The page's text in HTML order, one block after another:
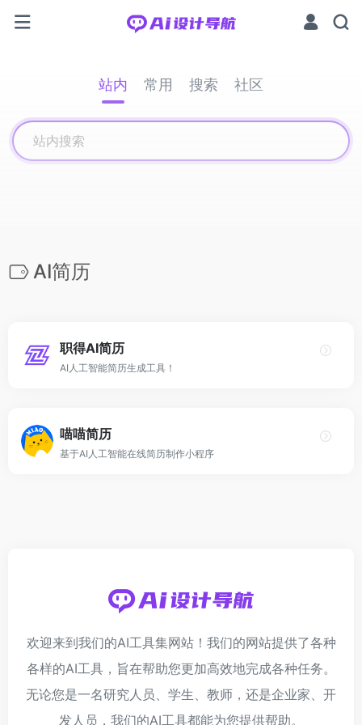
站内 常用 搜索 社区
AI简历
职得AI简历
AI人工智能简历生成工具！
喵喵简历
基于AI人工智能在线简历制作小程序
欢迎来到我们的AI工具集网站！我们的网站提供了各种
各样的AI工具，旨在帮助您更加高效地完成各种任务。
无论您是一名研究人员、学生、教师，还是企业家、开
发人员，我们的AI工具都能为您提供帮助。